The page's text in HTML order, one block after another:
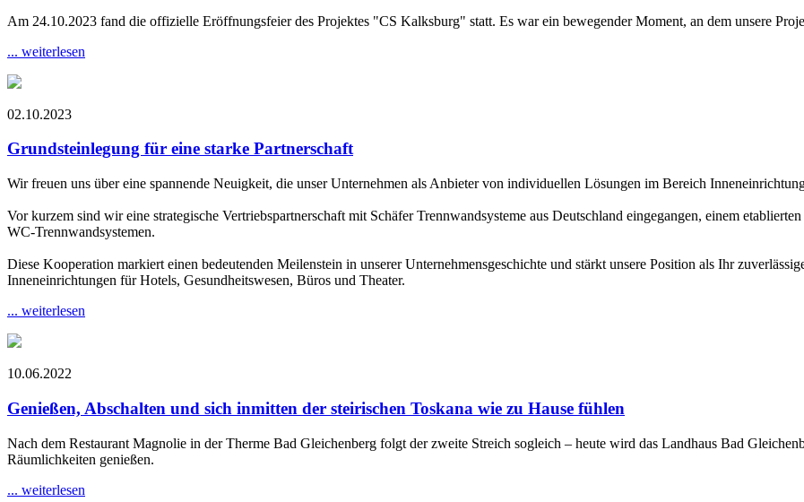
Am 24.10.2023 fand die offizielle Eröffnungsfeier des Projektes "CS Kalksburg" statt. Es war ein bewegender Moment, an dem unsere
... weiterlesen
02.10.2023
Grundsteinlegung für eine starke Partnerschaft
Wir freuen uns über eine spannende Neuigkeit, die unser Unternehmen als Anbieter von individuellen Lösungen im Bereich
Vor kurzem sind wir eine strategische Vertriebspartnerschaft mit Schäfer Trennwandsysteme aus Deutschland eingegangen, einem
WC-Trennwandsystemen.
Diese Kooperation markiert einen bedeutenden Meilenstein in unserer Unternehmensgeschichte und stärkt unsere Position als Ihr
Inneneinrichtungen für Hotels, Gesundheitswesen, Büros und Theater.
... weiterlesen
10.06.2022
Genießen, Abschalten und sich inmitten der steirischen Toskana wie zu Hause fühlen
Nach dem Restaurant Magnolie in der Therme Bad Gleichenberg folgt der zweite Streich sogleich – heute wird das Landhaus Bad
Räumlichkeiten genießen.
... weiterlesen